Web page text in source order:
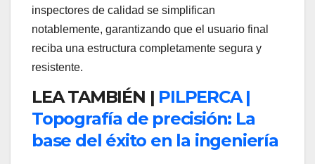
inspectores de calidad se simplifican
notablemente, garantizando que el usuario final
reciba una estructura completamente segura y
resistente.
LEA TAMBIÉN | PILPERCA |
Topografía de precisión: La
base del éxito en la ingeniería